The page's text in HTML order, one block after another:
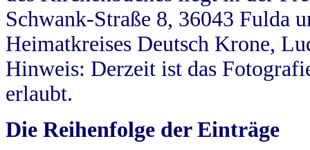
Schwank-Straße 8, 36043 Fulda
Heimatkreises Deutsch Krone,
Hinweis: Derzeit ist das
erlaubt.
Die Reihenfolge der Einträge